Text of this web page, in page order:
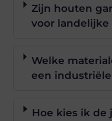
Zijn houten
voor landelijke
Welke
een
Hoe kies ik de